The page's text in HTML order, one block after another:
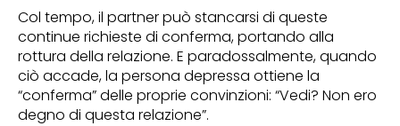
Col tempo, il partner può stancarsi di queste
continue richieste di conferma, portando alla
rottura della relazione. E paradossalmente, quando
ciò accade, la persona depressa ottiene la
“conferma” delle proprie convinzioni: “Vedi? Non ero
degno di questa relazione”.